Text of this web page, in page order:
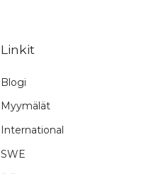
Linkit
Blogi
Myymälät
International
SWE